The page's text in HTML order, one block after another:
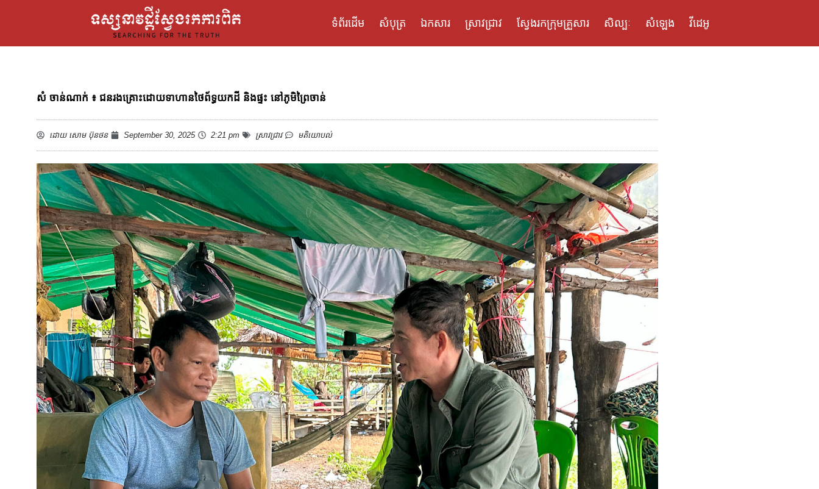
ទំព័រដើម សំបុត្រ ឯកសារ ស្រាវជ្រាវ ស្វែងរកក្រុមគ្រួសារ សិល្បៈ សំឡេង វីដេអូ
សំ ចាន់ណាក់ ៖ ជនរងគ្រោះដោយទាហានថៃព័ទ្ធយកដី និងផ្ទះ នៅភូមិព្រៃចាន់
ដោយសោម ប៊ុនថន September 30, 2025 2:21 pm ស្រាវជ្រាវ មតិយោបល់